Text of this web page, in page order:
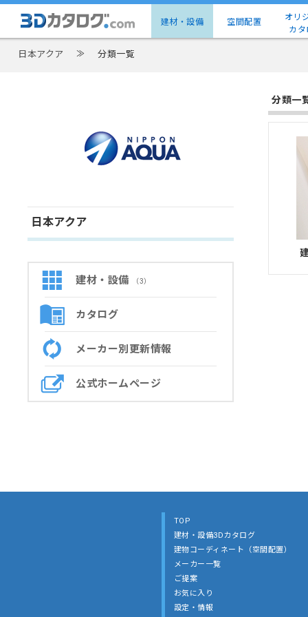
建材・設備 空間配置
オリ
カタ
日本アクア ≫ 分類一覧
日本アクア
建材・設備 （3）
カタログ
メーカー別更新情報
公式ホームページ
分類一
TOP
建材・設備3Dカタログ
建物コーディネート（空間配置）
メーカー一覧
ご提案
お気に入り
設定・情報